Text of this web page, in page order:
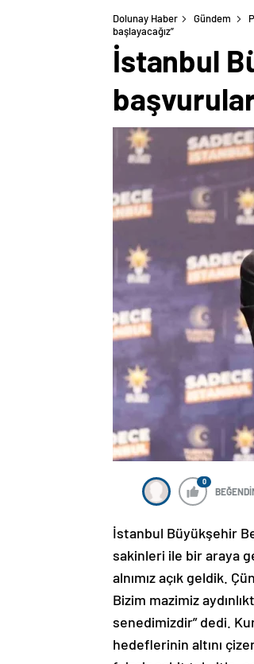
Dolunay Haber Gündem
İstanbul
sakinleri ile bir araya
alnımız açık geldik.
Bizim mazimiz
senedimizdir” dedi.
hedeflerinin altını
faizsiz sabit taksitle,